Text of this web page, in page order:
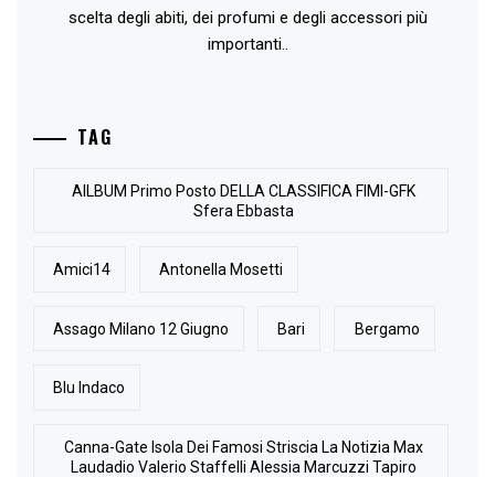
scelta degli abiti, dei profumi e degli accessori più
importanti..
TAG
AlLBUM Primo Posto DELLA CLASSIFICA FIMI-GFK
Sfera Ebbasta
Amici14 Antonella Mosetti
Assago Milano 12 Giugno Bari Bergamo
Blu Indaco
Canna-Gate Isola Dei Famosi Striscia La Notizia Max
Laudadio Valerio Staffelli Alessia Marcuzzi Tapiro